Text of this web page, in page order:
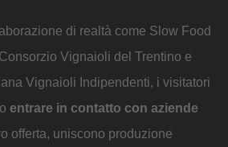
di realtà come Slow Food
Vignaioli del Trentino e
Vignaioli Indipendenti, i visitatori
entrare in contatto con aziende
offerta, uniscono produzione